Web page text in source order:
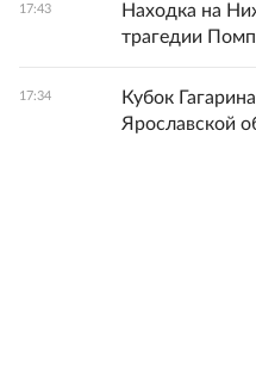
17:43
Находка на
трагедии
17:34
Кубок
Ярославской